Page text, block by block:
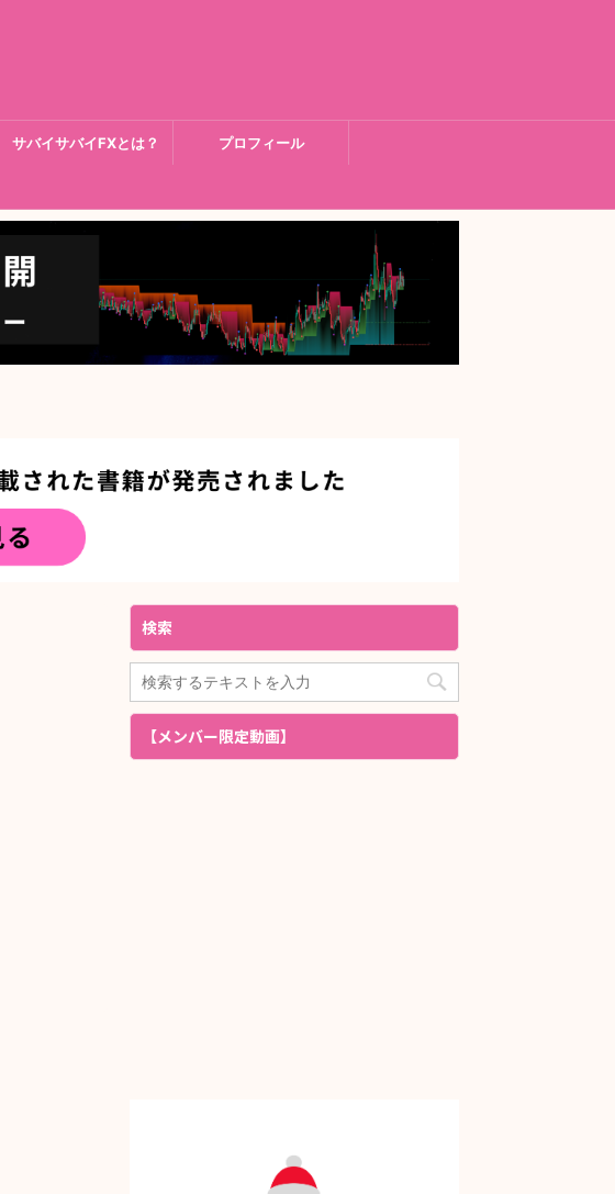
サバイサバイFXとは？ プロフィール
検索
【メンバー限定動画】